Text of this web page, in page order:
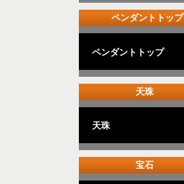
ペンダントトップ
ペンダントトップ
天珠
天珠
宝石